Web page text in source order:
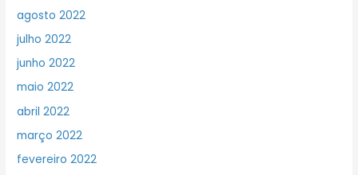
agosto 2022
julho 2022
junho 2022
maio 2022
abril 2022
março 2022
fevereiro 2022